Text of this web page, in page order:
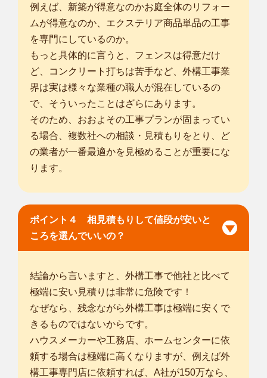
例えば、新築が得意なのかお庭全体のリフォー
ムが得意なのか、エクステリア商品単品の工事
を専門にしているのか。
もっと具体的に言うと、フェンスは得意だけ
ど、コンクリート打ちは苦手など、外構工事業
界は実は様々な業種の職人が混在しているの
で、そういったことはざらにあります。
そのため、おおよその工事プランが固まってい
る場合、複数社への相談・見積もりをとり、ど
の業者が一番最適かを見極めることが重要にな
ります。
ポイント４ 相見積もりして値段が安いと
ころを選んでいいの？
結論から言いますと、外構工事で他社と比べて
極端に安い見積りは非常に危険です！
なぜなら、残念ながら外構工事は極端に安くで
きるものではないからです。
ハウスメーカーや工務店、ホームセンターに依
頼する場合は極端に高くなりますが、例えば外
構工事専門店に依頼すれば、A社が150万なら、